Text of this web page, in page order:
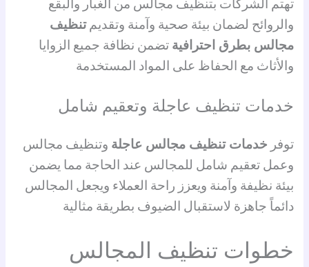
تهتم الشركات بتنظيف مجالس من الغبار والبقع
والروائح لضمان بيئة صحية وآمنة وتقديمتنظيف
مجالس بطرق احترافية تضمن نظافة جميع الزوايا
والأثاث مع الحفاظ على المواد المستخدمة
خدمات تنظيف عاجلة وتعقيم شامل
توفر خدمات تنظيف مجالس عاجلة وتنظيف مجالس
وعمل تعقيم شامل للمجالس عند الحاجة مما يضمن
بيئة نظيفة وآمنة ويعزز راحة العملاء ويجعل المجالس
دائماً جاهزة لاستقبال الضيوف بطريقة مثالية
خطوات تنظيف المجالس